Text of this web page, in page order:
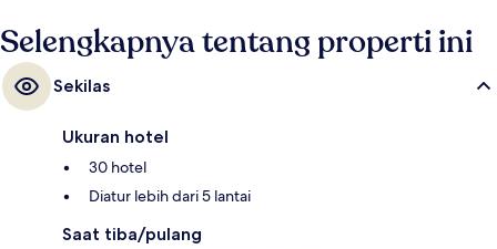
Selengkapnya tentang properti ini
Sekilas
Ukuran hotel
30 hotel
Diatur lebih dari 5 lantai
Saat tiba/pulang